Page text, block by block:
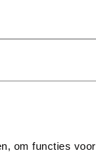
om functies